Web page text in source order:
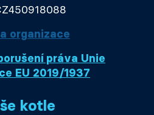
organizace
práva Unie
EU 2019/1937
kotle